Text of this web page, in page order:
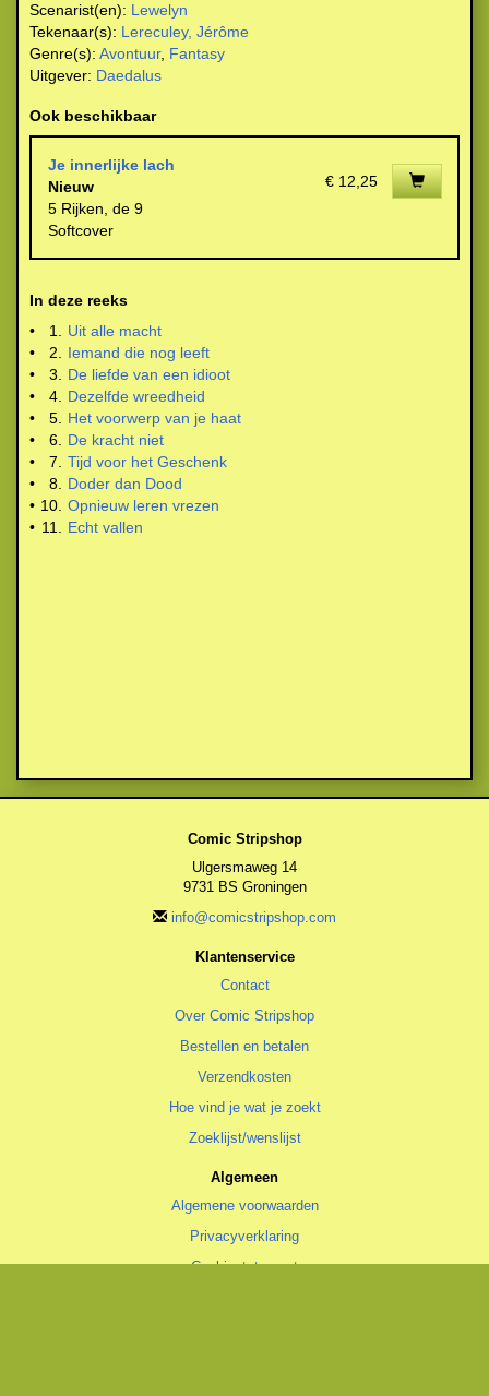
Scenarist(en): Lewelyn
Tekenaar(s): Lereculey, Jérôme
Genre(s): Avontuur, Fantasy
Uitgever: Daedalus
Ook beschikbaar
Je innerlijke lach
Nieuw
5 Rijken, de 9
Softcover
€ 12,25
In deze reeks
•
1.
Uit alle macht
•
2.
Iemand die nog leeft
•
3.
De liefde van een idioot
•
4.
Dezelfde wreedheid
•
5.
Het voorwerp van je haat
•
6.
De kracht niet
•
7.
Tijd voor het Geschenk
•
8.
Doder dan Dood
• 10. Opnieuw leren vrezen
• 11. Echt vallen
Comic Stripshop
Ulgersmaweg 14
9731 BS Groningen
info@comicstripshop.com
Klantenservice
Contact
Over Comic Stripshop
Bestellen en betalen
Verzendkosten
Hoe vind je wat je zoekt
Zoeklijst/wenslijst
Algemeen
Algemene voorwaarden
Privacyverklaring
Cookiestatement